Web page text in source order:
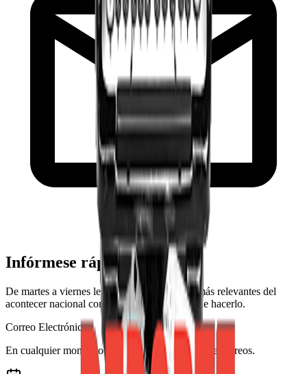
Infórmese rápido y gratis
De martes a viernes le contamos las noticias más relevantes del
acontecer nacional como solo Delfino.cr puede hacerlo.
Correo Electrónico
En cualquier momento puede salirse de la lista de correos.